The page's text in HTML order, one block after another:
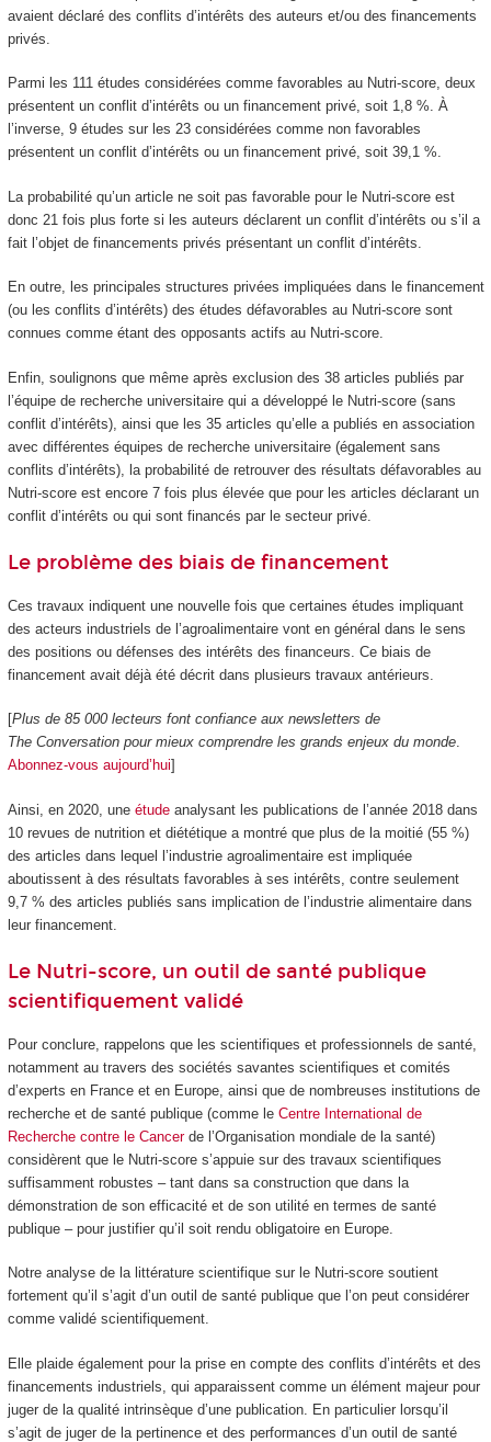
avaient déclaré des conflits d’intérêts des auteurs et/ou des financements
privés.
Parmi les 111 études considérées comme favorables au Nutri-score, deux
présentent un conflit d’intérêts ou un financement privé, soit 1,8 %. À
l’inverse, 9 études sur les 23 considérées comme non favorables
présentent un conflit d’intérêts ou un financement privé, soit 39,1 %.
La probabilité qu’un article ne soit pas favorable pour le Nutri-score est
donc 21 fois plus forte si les auteurs déclarent un conflit d’intérêts ou s’il a
fait l’objet de financements privés présentant un conflit d’intérêts.
En outre, les principales structures privées impliquées dans le financement
(ou les conflits d’intérêts) des études défavorables au Nutri-score sont
connues comme étant des opposants actifs au Nutri-score.
Enfin, soulignons que même après exclusion des 38 articles publiés par
l’équipe de recherche universitaire qui a développé le Nutri-score (sans
conflit d’intérêts), ainsi que les 35 articles qu’elle a publiés en association
avec différentes équipes de recherche universitaire (également sans
conflits d’intérêts), la probabilité de retrouver des résultats défavorables au
Nutri-score est encore 7 fois plus élevée que pour les articles déclarant un
conflit d’intérêts ou qui sont financés par le secteur privé.
Le problème des biais de financement
Ces travaux indiquent une nouvelle fois que certaines études impliquant
des acteurs industriels de l’agroalimentaire vont en général dans le sens
des positions ou défenses des intérêts des financeurs. Ce biais de
financement avait déjà été décrit dans plusieurs travaux antérieurs.
[Plus de 85 000 lecteurs font confiance aux newsletters de
The Conversation pour mieux comprendre les grands enjeux du monde.
Abonnez-vous aujourd’hui]
Ainsi, en 2020, une étudeanalysant les publications de l’année 2018 dans
10 revues de nutrition et diététique a montré que plus de la moitié (55 %)
des articles dans lequel l’industrie agroalimentaire est impliquée
aboutissent à des résultats favorables à ses intérêts, contre seulement
9,7 % des articles publiés sans implication de l’industrie alimentaire dans
leur financement.
Le Nutri-score, un outil de santé publique
scientifiquement validé
Pour conclure, rappelons que les scientifiques et professionnels de santé,
notamment au travers des sociétés savantes scientifiques et comités
d’experts en France et en Europe, ainsi que de nombreuses institutions de
recherche et de santé publique (comme le Centre International de
Recherche contre le Cancerde l’Organisation mondiale de la santé)
considèrent que le Nutri-score s’appuie sur des travaux scientifiques
suffisamment robustes – tant dans sa construction que dans la
démonstration de son efficacité et de son utilité en termes de santé
publique – pour justifier qu’il soit rendu obligatoire en Europe.
Notre analyse de la littérature scientifique sur le Nutri-score soutient
fortement qu’il s’agit d’un outil de santé publique que l’on peut considérer
comme validé scientifiquement.
Elle plaide également pour la prise en compte des conflits d’intérêts et des
financements industriels, qui apparaissent comme un élément majeur pour
juger de la qualité intrinsèque d’une publication. En particulier lorsqu’il
s’agit de juger de la pertinence et des performances d’un outil de santé